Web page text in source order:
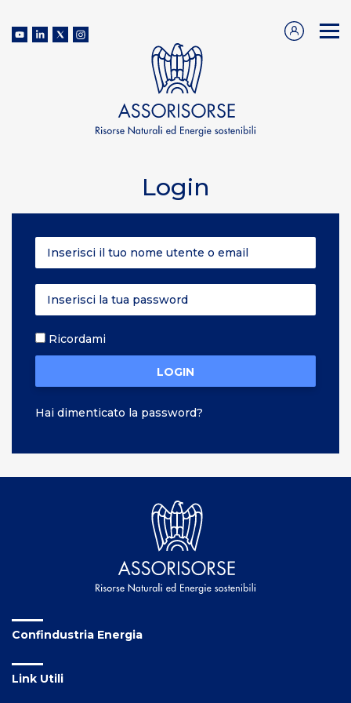
Login
Ricordami
LOGIN
Hai dimenticato la password?
Confindustria Energia
Link Utili